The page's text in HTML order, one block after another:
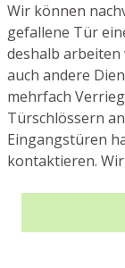
Wir können
gefallene Tür
deshalb
auch andere
mehrfach
Türschlössern
Eingangstüren
kontaktieren.